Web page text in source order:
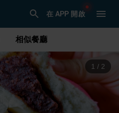
在 APP 開啟
相似餐廳
1 / 2